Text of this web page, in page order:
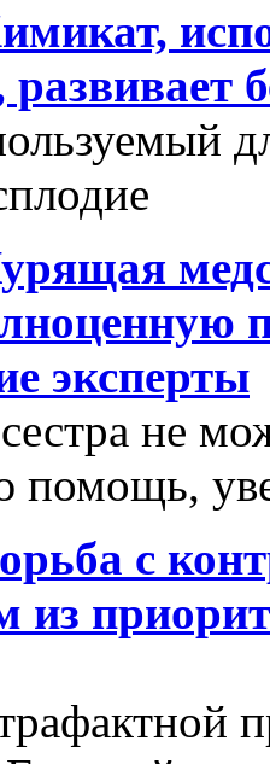
эксперты
не
помощь,
с
из